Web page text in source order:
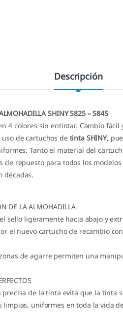
Descripción
SHINY S825 – S845
4 colores sin entintar. Cambio
de cartuchos de tinta SHINY,
Tanto el material del
de repuesto para todos los
décadas.
DE LA ALMOHADILLA
sello ligeramente hacia abajo y
el nuevo cartucho de recambio
de agarre permiten una
precisa de la tinta evita que la tinta
limpias, uniformes en toda la vida